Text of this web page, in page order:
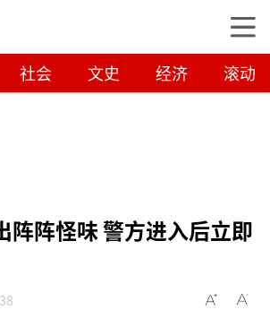
社会 文史 经济 滚动
阵阵怪味 警方进入后立即